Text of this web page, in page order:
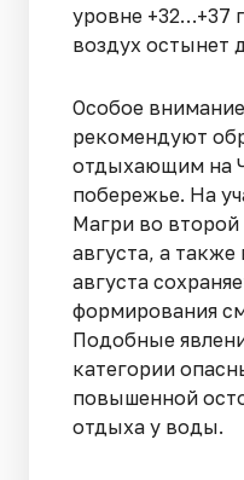
уровне +32…+37
воздух остынет
Особое
рекомендуют
отдыхающим на
побережье. На
Магри во
августа, а также
августа
формирования
Подобные
категории
повышенной
отдыха у воды.